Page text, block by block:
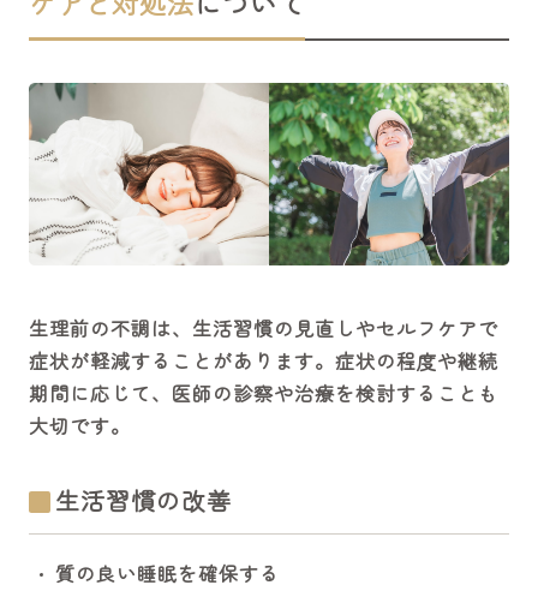
生理前の不調は、生活習慣の見直しやセルフケアで
症状が軽減することがあります。症状の程度や継続
期間に応じて、医師の診察や治療を検討することも
大切です。
生活習慣の改善
質の良い睡眠を確保する